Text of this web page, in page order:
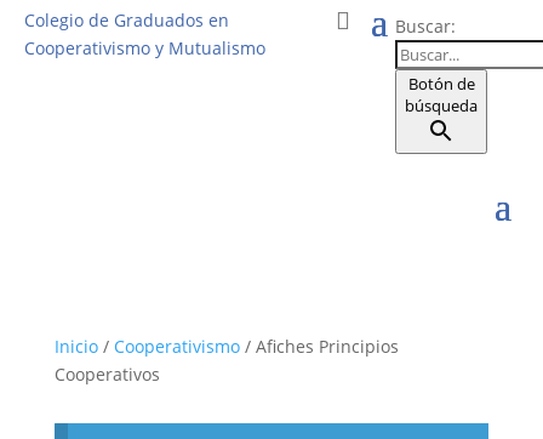
Colegio de Graduados en
Cooperativismo y Mutualismo
Buscar:
Botón de
búsqueda
Inicio/ Cooperativismo/ Afiches Principios
Cooperativos